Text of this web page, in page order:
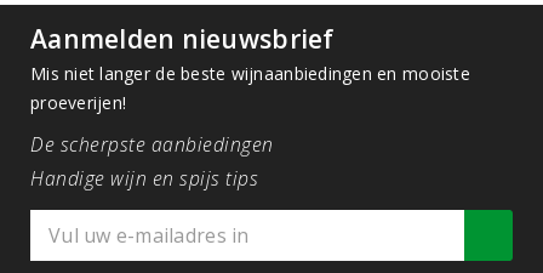
Aanmelden nieuwsbrief
Mis niet langer de beste wijnaanbiedingen en mooiste
proeverijen!
De scherpste aanbiedingen
Handige wijn en spijs tips